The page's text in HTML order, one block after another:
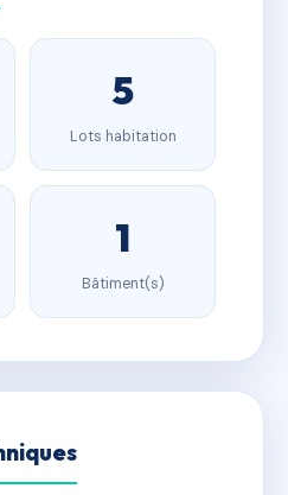
5
Lots habitation
1
Bâtiment(s)